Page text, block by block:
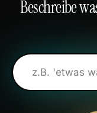
Beschreibe